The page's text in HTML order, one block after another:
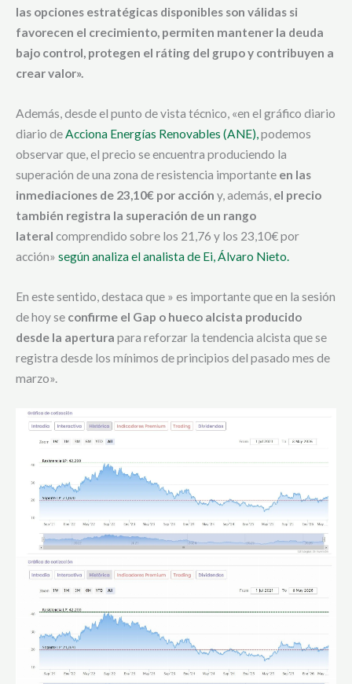
las opciones estratégicas disponibles son válidas si
favorecen el crecimiento, permiten mantener la deuda
bajo control, protegen el ráting del grupo y contribuyen a
crear valor».
Además, desde el punto de vista técnico, «en el gráfico diario
diario deAcciona Energías Renovables (ANE),podemos
observar que, el precio se encuentra produciendo la
superación de una zona de resistencia importante en las
inmediaciones de 23,10€ por acción y, además, el precio
también registra la superación de un rango
lateral comprendido sobre los 21,76 y los 23,10€ por
acción» según analiza el analista de Ei, Álvaro Nieto.
En este sentido, destaca que » es importante que en la sesión
de hoy se confirme el Gap o hueco alcista producido
desde la apertura para reforzar la tendencia alcista que se
registra desde los mínimos de principios del pasado mes de
marzo».